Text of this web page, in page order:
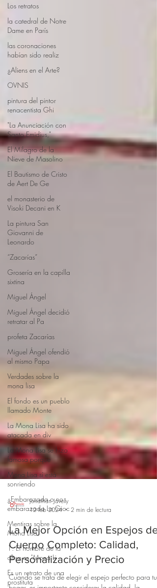
Los retratos
la catedral de Notre
Dame en París
las coronaciones
habían sido realiz
¿Aliens en el Arte?
OVNIS
pintura del pintor
renacentista Ghi
"La Anunciación con
Santo Emidius,"
El Milagro de la
Nieve de Masolino
El Bautismo de Cristo
de Aert De Ge
el monasterio de
Visoki Decani en K
La pintura San
Giovanni de
Leonardo
“Zacarías”
Grosería en la capilla
sixtina
Miguel Ángel
Miguel Ángel decidió
retratar al Pa
profeta Zacarías
Miguel Ángel ofendió
al mismo Papa
Verdades sobre la
mona lisa
El fondo es un pueblo
llamado Monte
La Mona Lisa ha sido
atacada en div
La Mona Lisa se hizo
famosa porque
Mona Lisa sí está
sonriendo
¿Embarazada o no
embarazada La Gioc
Mentiras sobre la
Mona Lisa
1. El nombre de la
obra es "Mona Li
Es un retrato de una
prostituta
Jonathan Javelly
12 feb 2024
2 min de lectura
La Mejor Opción en Espejos de
Cuerpo Completo: Calidad,
Personalización y Precio